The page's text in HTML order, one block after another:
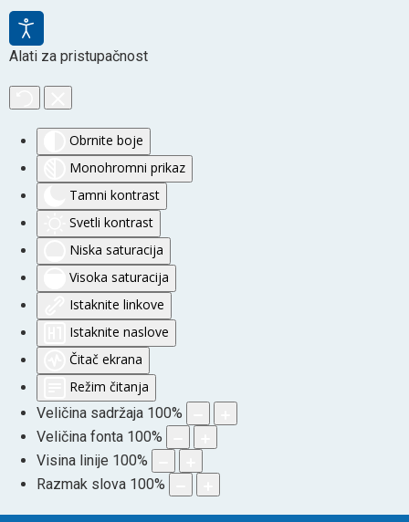
Alati za pristupačnost
Obrnite boje
Monohromni prikaz
Tamni kontrast
Svetli kontrast
Niska saturacija
Visoka saturacija
Istaknite linkove
Istaknite naslove
Čitač ekrana
Režim čitanja
Veličina sadržaja 100%
Veličina fonta 100%
Visina linije 100%
Razmak slova 100%